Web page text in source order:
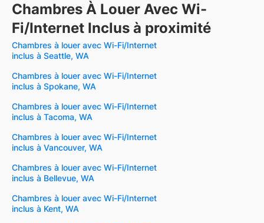
Chambres À Louer Avec Wi-
Fi/Internet Inclus à proximité
Chambres à louer avec Wi-Fi/Internet
inclus à Seattle, WA
Chambres à louer avec Wi-Fi/Internet
inclus à Spokane, WA
Chambres à louer avec Wi-Fi/Internet
inclus à Tacoma, WA
Chambres à louer avec Wi-Fi/Internet
inclus à Vancouver, WA
Chambres à louer avec Wi-Fi/Internet
inclus à Bellevue, WA
Chambres à louer avec Wi-Fi/Internet
inclus à Kent, WA